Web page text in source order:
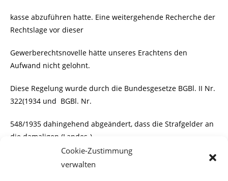
Cookie-Zustimmung
verwalten
kasse abzuführen hatte. Eine weitergehende Recherche der
Rechtslage vor dieser
Gewerberechtsnovelle hätte unseres Erachtens den
Aufwand nicht gelohnt.
Diese Regelung wurde durch die Bundesgesetze BGBl. II Nr.
322(1934 und BGBl. Nr.
548/1935 dahingehend abgeändert, dass die Strafgelder an
die damaligen (Landes-)
Kammern für Handel, Gewerbe und Industrie